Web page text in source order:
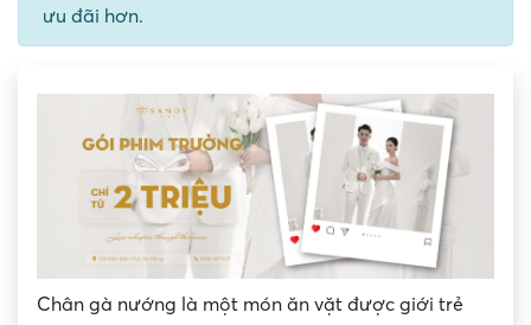
ưu đãi hơn.
Chân gà nướng là một món ăn vặt được giới trẻ